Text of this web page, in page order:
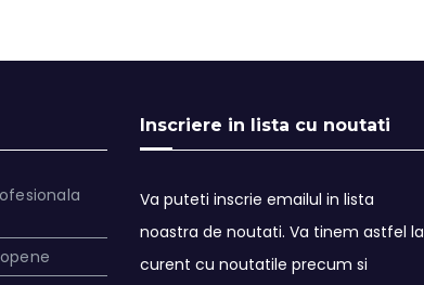
Inscriere in lista cu noutati
Va puteti inscrie emailul in lista
noastra de noutati. Va tinem astfel la
curent cu noutatile precum si